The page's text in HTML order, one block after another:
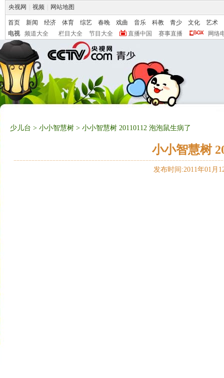
央视网 视频 网站地图
首页 新闻 经济 体育 综艺 春晚 戏曲 音乐 科教 青少 文化
艺术
电视
频道大全 栏目大全 节目大全 直播中国 赛事直播 网络
少儿台 > 小小智慧树 > 小小智慧树 20110112 泡泡鼠生病了
小小智慧树
发布时间:2011年01月